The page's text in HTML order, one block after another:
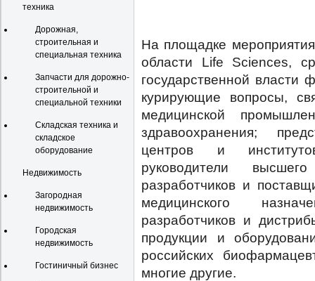
техника
Дорожная,
строительная и
специальная техника
Запчасти для дорожно-
строительной и
специальной техники
Складская техника и
складское
оборудование
Недвижимость
Загородная
недвижимость
Городская
недвижимость
Гостиничный бизнес
На площадке
области Life Sciences,
государственной власти
курирующие вопросы,
медицинской
здравоохранения;
центров и
руководители
разработчиков и
медицинского
разработчиков и
продукции и
российских
многие другие.